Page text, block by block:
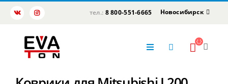
тел.: 8 800-551-6665 Новосибирск